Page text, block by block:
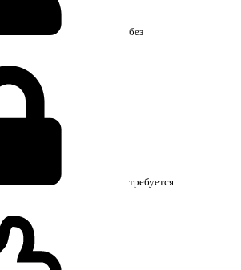
без
требуется